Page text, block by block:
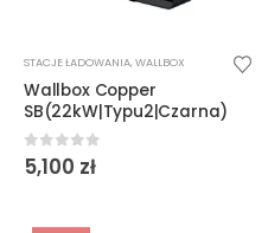
STACJE ŁADOWANIA,WALLBOX
Wallbox Copper
SB(22kW|Typu2|Czarna)
0out of 5
5,100 zł